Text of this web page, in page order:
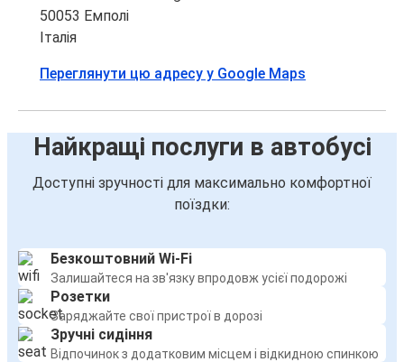
50053 Емполі
Італія
Переглянути цю адресу у Google Maps
Найкращі послуги в автобусі
Доступні зручності для максимально комфортної
поїздки:
Безкоштовний Wi-Fi
Залишайтеся на зв'язку впродовж усієї подорожі
Розетки
Заряджайте свої пристрої в дорозі
Зручні сидіння
Відпочинок з додатковим місцем і відкидною спинкою